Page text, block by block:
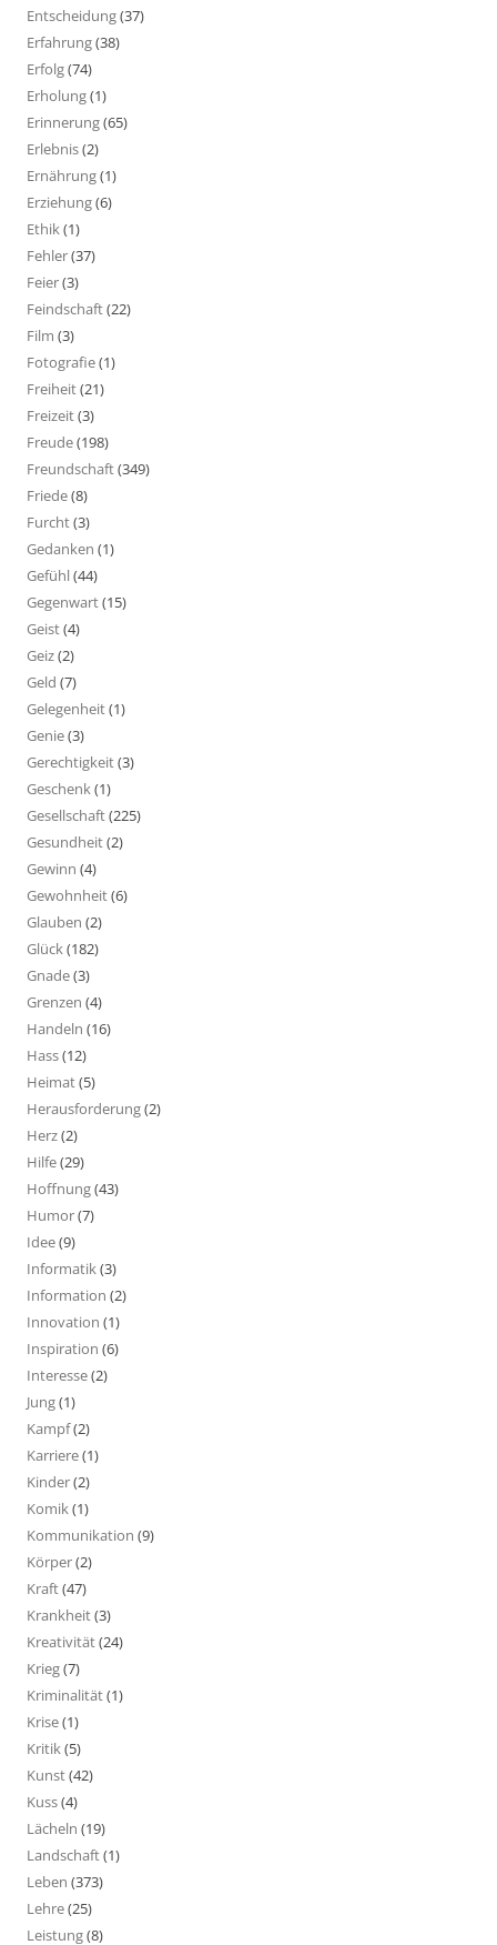
Entscheidung(37)
Erfahrung(38)
Erfolg(74)
Erholung(1)
Erinnerung(65)
Erlebnis(2)
Ernährung(1)
Erziehung(6)
Ethik(1)
Fehler(37)
Feier(3)
Feindschaft(22)
Film (3)
Fotografie(1)
Freiheit(21)
Freizeit(3)
Freude(198)
Freundschaft(349)
Friede(8)
Furcht(3)
Gedanken (1)
Gefühl(44)
Gegenwart(15)
Geist(4)
Geiz(2)
Geld (7)
Gelegenheit(1)
Genie(3)
Gerechtigkeit(3)
Geschenk(1)
Gesellschaft(225)
Gesundheit(2)
Gewinn (4)
Gewohnheit(6)
Glauben (2)
Glück(182)
Gnade(3)
Grenzen (4)
Handeln (16)
Hass(12)
Heimat(5)
Herausforderung(2)
Herz(2)
Hilfe(29)
Hoffnung(43)
Humor(7)
Idee(9)
Informatik(3)
Information (2)
Innovation (1)
Inspiration (6)
Interesse(2)
Jung(1)
Kampf(2)
Karriere(1)
Kinder(2)
Komik(1)
Kommunikation (9)
Körper(2)
Kraft(47)
Krankheit(3)
Kreativität(24)
Krieg(7)
Kriminalität(1)
Krise(1)
Kritik(5)
Kunst(42)
Kuss(4)
Lächeln (19)
Landschaft(1)
Leben (373)
Lehre(25)
Leistung(8)